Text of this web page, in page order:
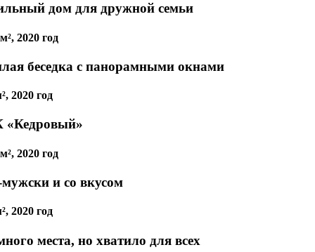
дом для дружной семьи
2020 год
беседка с панорамными окнами
2020 год
2020 год
и со вкусом
2020 год
места, но хватило для всех